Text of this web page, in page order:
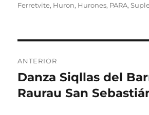
el
Ferretvite, Huron, Hurones, PARA,
de
entradas
ANTERIOR
Entrada
anterior:
Danza Siqllas del
Raurau San